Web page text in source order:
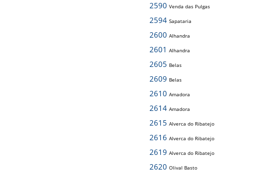
2590 Venda das Pulgas
2594 Sapataria
2600 Alhandra
2601 Alhandra
2605 Belas
2609 Belas
2610 Amadora
2614 Amadora
2615 Alverca do Ribatejo
2616 Alverca do Ribatejo
2619 Alverca do Ribatejo
2620 Olival Basto